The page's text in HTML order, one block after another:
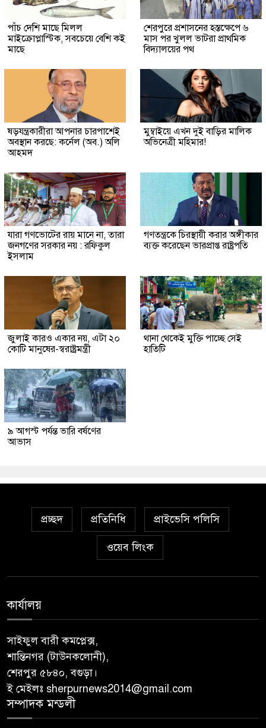
পাঁচ দেশি মাছে মিলল
মাইক্রোপ্লাস্টিক, সবচেয়ে বেশি কই
মাছে
শেরপুরে প্রশাসনের হস্তক্ষেপে ৬
মাস পর খুলল ভাটরা প্রাথমিক
বিদ্যালয়ের পথ
ষড়যন্ত্রকারীরা আপনার চারপাশেই
অবস্থান করছে: কর্নেল (অব.) অলি
আহমদ
মুম্বাইয়ে এখন দুই বাড়ির মালিক
অভিনেত্রী মহিমার!
যারা গণভোটের রায় মানে না, তারা
জনগণের সরকার নয় : রফিকুল
ইসলাম
গণতন্ত্রকে চিরস্থায়ী করার অঙ্গীকার
ব্যক্ত করেছেন ভারপ্রাপ্ত রাষ্ট্রপতি
জুলাই কারও একার নয়, এটা ২০
কোটি মানুষের-স্বরাষ্ট্রমন্ত্রী
থানা থেকেই মুক্তি পাচ্ছে সেই
হাতিটি
৯ আগস্ট পর্যন্ত ভারি বর্ষণের
আভাস
প্রচ্ছদ প্রতিনিধি প্রাইভেসি পলিসি
ওয়েব লিংক
কার্যালয়
সাইফুল বারী কমপ্লেক্স,
শান্তিনগর (টাউনকলোনী),
শেরপুর ৫৮৪০, বগুড়া।
ই মেইলঃ sherpurnews2014@gmail.com
সম্পাদক মন্ডলী